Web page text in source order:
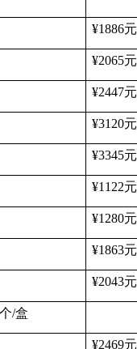
¥1886元
¥2065元
¥2447元
¥3120元
¥3345元
¥1122元
¥1280元
¥1863元
¥2043元
个/盒
¥2469元